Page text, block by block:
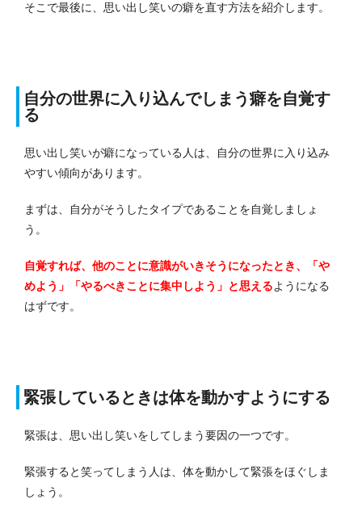
そこで最後に、思い出し笑いの癖を直す方法を紹介します。
自分の世界に入り込んでしまう癖を自覚す
る
思い出し笑いが癖になっている人は、自分の世界に入り込み
やすい傾向があります。
まずは、自分がそうしたタイプであることを自覚しましょ
う。
自覚すれば、他のことに意識がいきそうになったとき、「や
めよう」「やるべきことに集中しよう」と思えるようになる
はずです。
緊張しているときは体を動かすようにする
緊張は、思い出し笑いをしてしまう要因の一つです。
緊張すると笑ってしまう人は、体を動かして緊張をほぐしま
しょう。